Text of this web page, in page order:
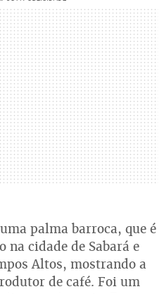
palma barroca, que é
cidade de Sabará e
Altos, mostrando a
de café. Foi um